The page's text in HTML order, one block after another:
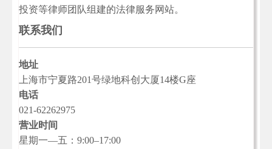
投资等律师团队组建的法律服务网站。
联系我们
地址
上海市宁夏路201号绿地科创大厦14楼G座
电话
021-62262975
营业时间
星期一—五：9:00–17:00